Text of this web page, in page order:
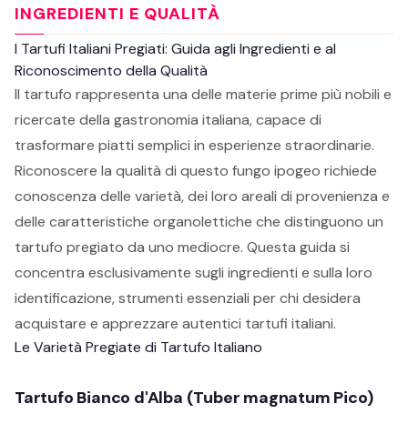
INGREDIENTI E QUALITÀ
I Tartufi Italiani Pregiati: Guida agli Ingredienti e al
Riconoscimento della Qualità
Il tartufo rappresenta una delle materie prime più nobili e
ricercate della gastronomia italiana, capace di
trasformare piatti semplici in esperienze straordinarie.
Riconoscere la qualità di questo fungo ipogeo richiede
conoscenza delle varietà, dei loro areali di provenienza e
delle caratteristiche organolettiche che distinguono un
tartufo pregiato da uno mediocre. Questa guida si
concentra esclusivamente sugli ingredienti e sulla loro
identificazione, strumenti essenziali per chi desidera
acquistare e apprezzare autentici tartufi italiani.
Le Varietà Pregiate di Tartufo Italiano
Tartufo Bianco d'Alba (Tuber magnatum Pico)